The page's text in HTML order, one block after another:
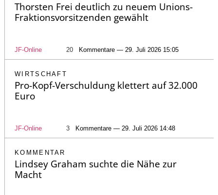
Thorsten Frei deutlich zu neuem Unions-
Fraktionsvorsitzenden gewählt
JF-Online 20 Kommentare — 29. Juli 2026 15:05
WIRTSCHAFT
Pro-Kopf-Verschuldung klettert auf 32.000
Euro
JF-Online 3 Kommentare — 29. Juli 2026 14:48
KOMMENTAR
Lindsey Graham suchte die Nähe zur
Macht